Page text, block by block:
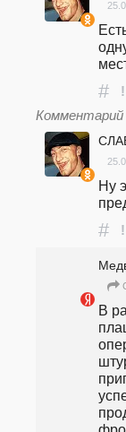
# !
Комментарий
Ну
# !
В